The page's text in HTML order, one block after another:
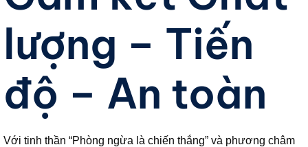
lượng – Tiến
độ – An toàn
Với tinh thần “Phòng ngừa là chiến thắng” và phương châm